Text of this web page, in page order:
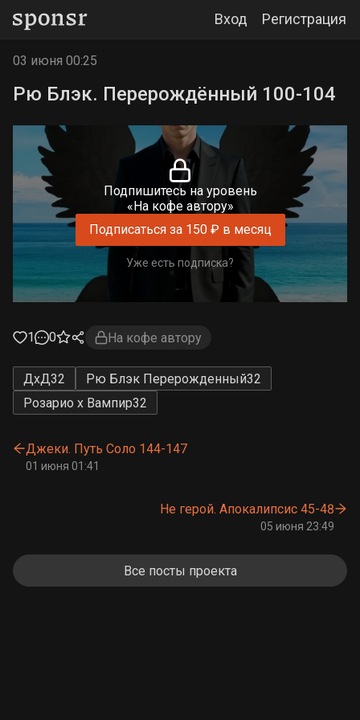
Вход Регистрация
03 июня 00:25
Рю Блэк. Перерождённый 100-104
Подпишитесь на уровень
«На кофе автору»
Подписаться за 150 ₽ в месяц
Уже есть подписка?
1 0 На кофе автору
ДхД32 Рю Блэк Перерожденный32
Розарио х Вампир32
Джеки. Путь Соло 144-147
01 июня 01:41
Не герой. Апокалипсис 45-48
05 июня 23:49
Все посты проекта